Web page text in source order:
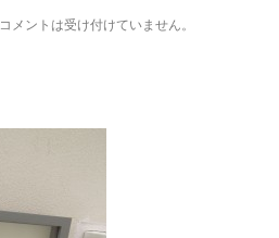
コメントは受け付けていません。